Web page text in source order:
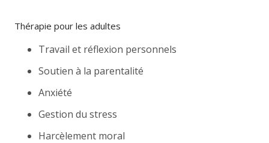
Thérapie pour les adultes
Travail et réflexion personnels
Soutien à la parentalité
Anxiété
Gestion du stress
Harcèlement moral